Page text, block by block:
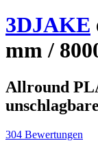
3DJAKE
mm /
Allround
304 Bewertungen